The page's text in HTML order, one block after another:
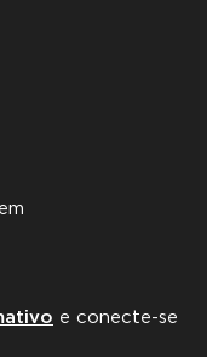
e conecte-se